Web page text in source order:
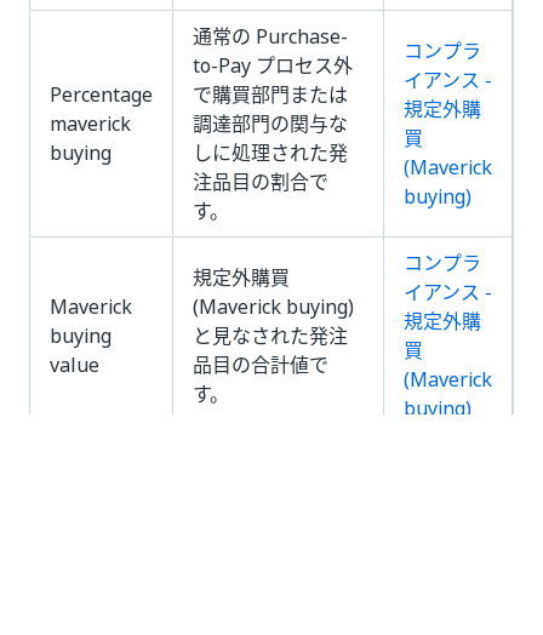
Percentage
maverick
buying
通常の Purchase-
to-Pay プロセス外
で購買部門または
調達部門の関与な
しに処理された発
注品目の割合で
す。
コンプラ
イアンス -
規定外購
買
(Maverick
buying)
Maverick
buying
value
規定外購買
(Maverick buying)
と見なされた発注
品目の合計値で
す。
コンプラ
イアンス -
規定外購
買
(Maverick
buying)